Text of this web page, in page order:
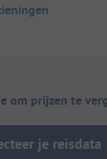
om prijzen te
je reisdata